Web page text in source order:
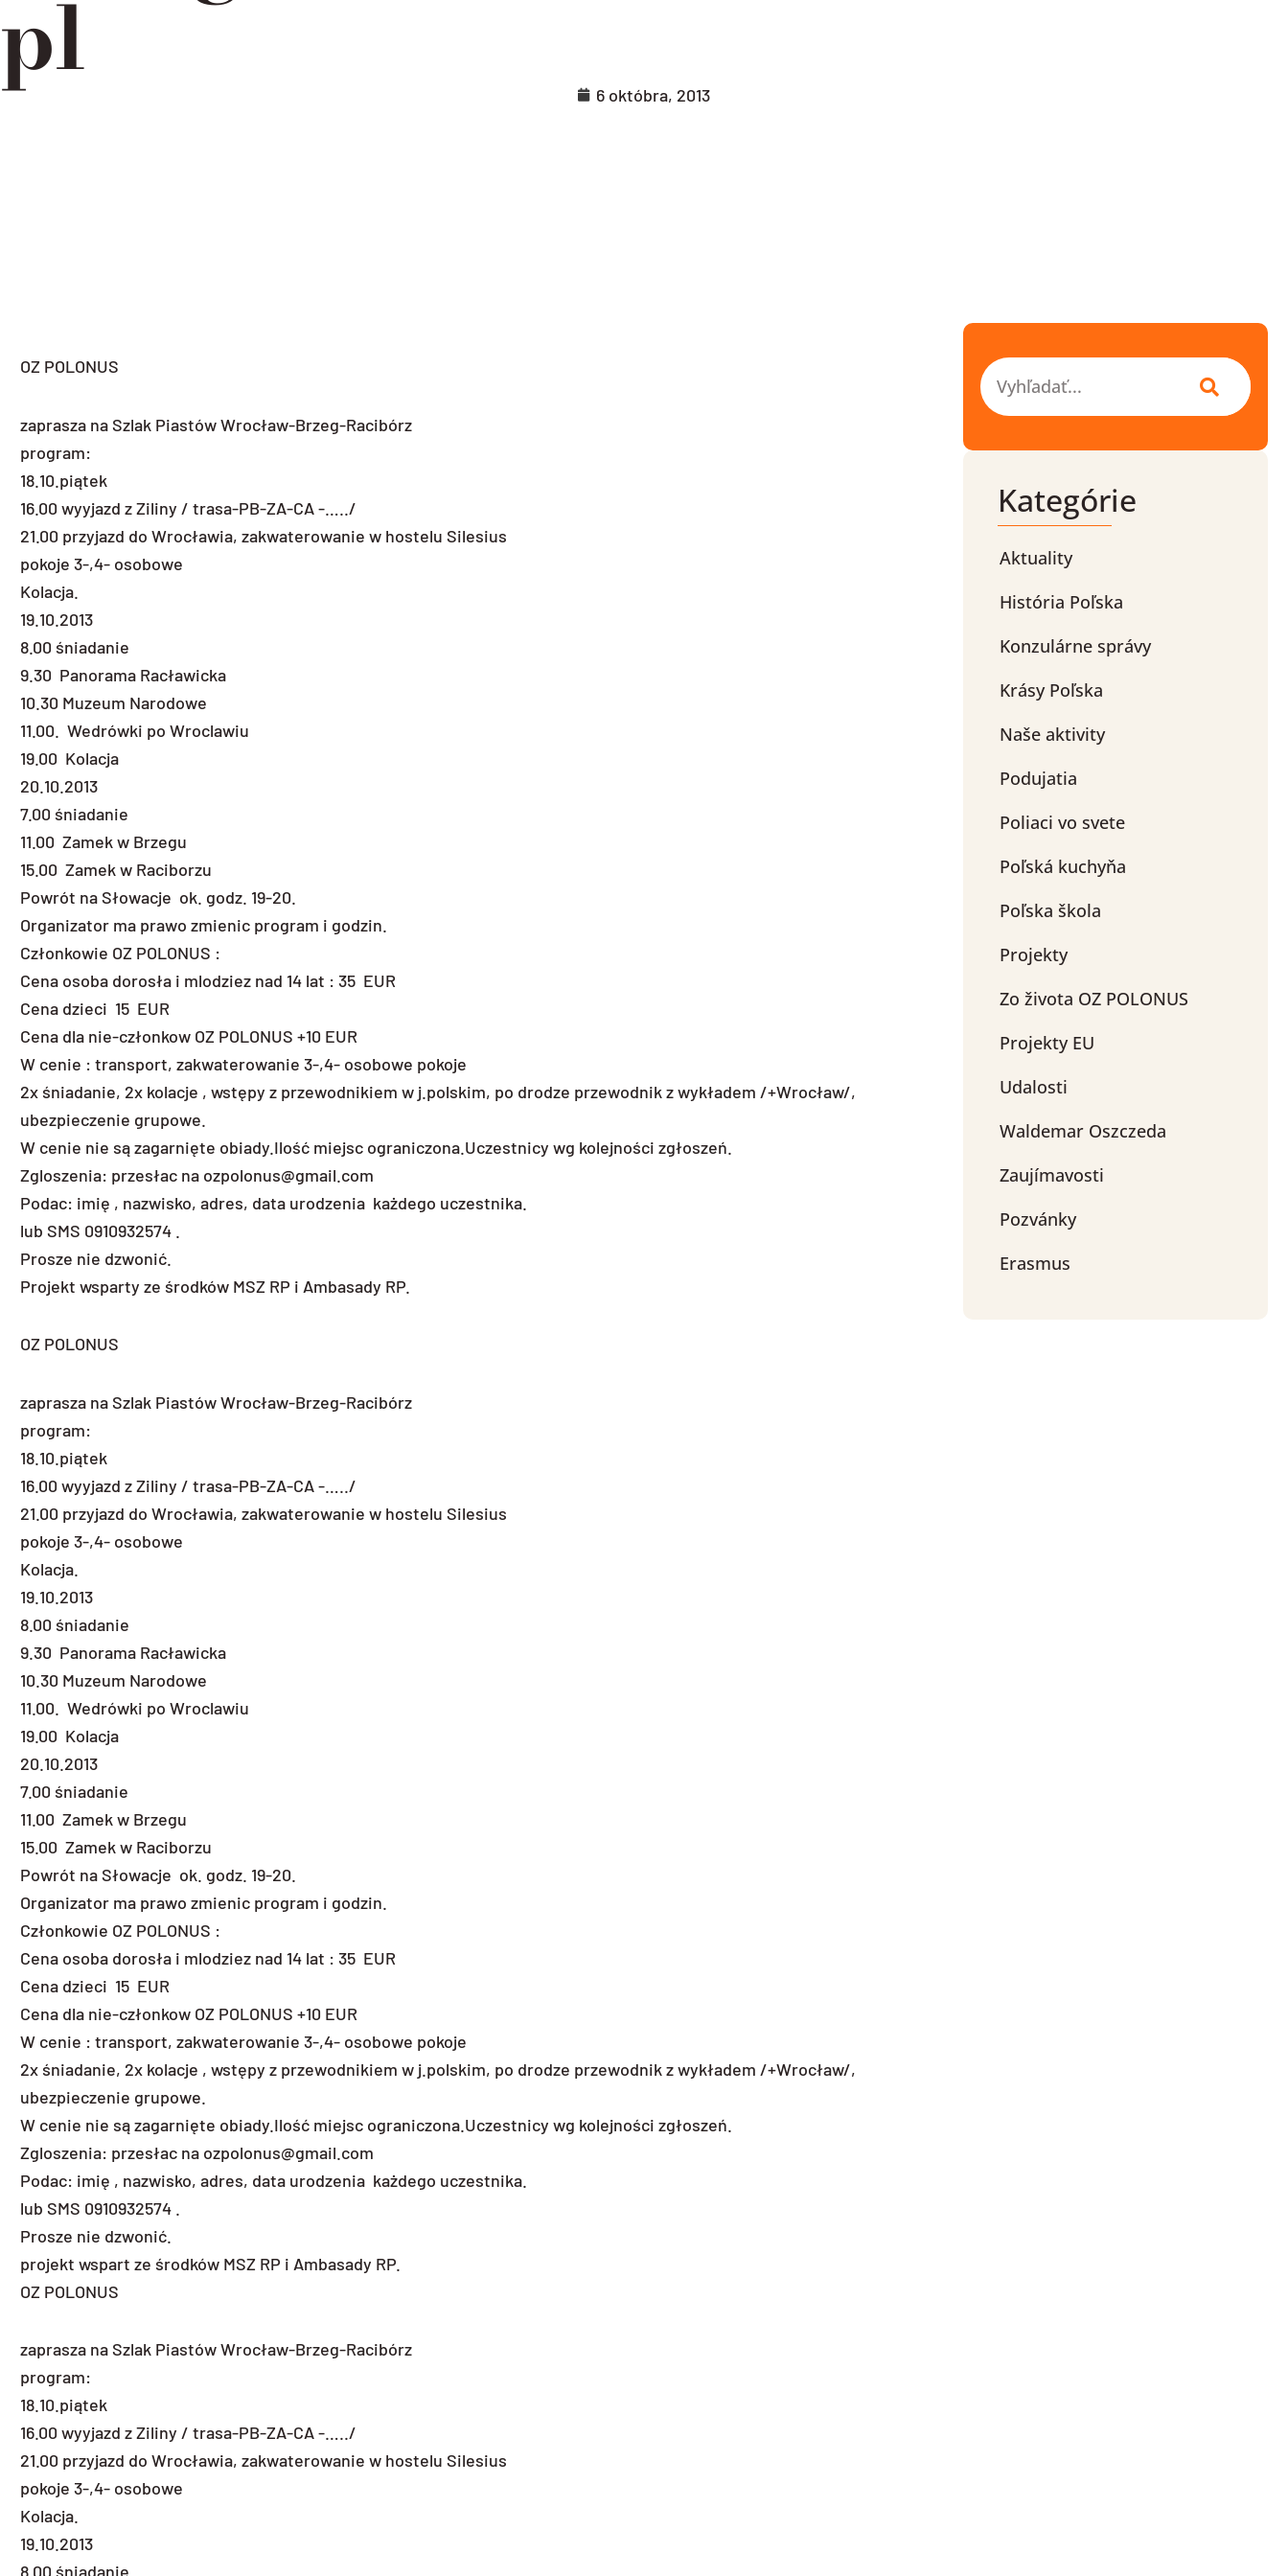
pl 6 októbra, 2013
OZ POLONUS
zaprasza na Szlak Piastów Wrocław-Brzeg-Racibórz
program:
18.10.piątek
16.00 wyyjazd z Ziliny / trasa-PB-ZA-CA -…../
21.00 przyjazd do Wrocławia, zakwaterowanie w hostelu Silesius
pokoje 3-,4- osobowe
Kolacja.
19.10.2013
8.00 śniadanie
9.30 Panorama Racławicka
10.30 Muzeum Narodowe
11.00. Wedrówki po Wroclawiu
19.00 Kolacja
20.10.2013
7.00 śniadanie
11.00 Zamek w Brzegu
15.00 Zamek w Raciborzu
Powrót na Słowacje ok. godz. 19-20.
Organizator ma prawo zmienic program i godzin.
Członkowie OZ POLONUS :
Cena osoba dorosła i mlodziez nad 14 lat : 35 EUR
Cena dzieci 15 EUR
Cena dla nie-członkow OZ POLONUS +10 EUR
W cenie : transport, zakwaterowanie 3-,4- osobowe pokoje
2x śniadanie, 2x kolacje , wstępy z przewodnikiem w j.polskim, po drodze przewodnik z wykładem /+Wrocław/,
ubezpieczenie grupowe.
W cenie nie są zagarnięte obiady.Ilość miejsc ograniczona.Uczestnicy wg kolejności zgłoszeń.
Zgloszenia: przesłac na ozpolonus@gmail.com
Podac: imię , nazwisko, adres, data urodzenia każdego uczestnika.
lub SMS 0910932574 .
Prosze nie dzwonić.
Projekt wsparty ze środków MSZ RP i Ambasady RP.
OZ POLONUS
zaprasza na Szlak Piastów Wrocław-Brzeg-Racibórz
program:
18.10.piątek
16.00 wyyjazd z Ziliny / trasa-PB-ZA-CA -…../
21.00 przyjazd do Wrocławia, zakwaterowanie w hostelu Silesius
pokoje 3-,4- osobowe
Kolacja.
19.10.2013
8.00 śniadanie
9.30 Panorama Racławicka
10.30 Muzeum Narodowe
11.00. Wedrówki po Wroclawiu
19.00 Kolacja
20.10.2013
7.00 śniadanie
11.00 Zamek w Brzegu
15.00 Zamek w Raciborzu
Powrót na Słowacje ok. godz. 19-20.
Organizator ma prawo zmienic program i godzin.
Członkowie OZ POLONUS :
Cena osoba dorosła i mlodziez nad 14 lat : 35 EUR
Cena dzieci 15 EUR
Cena dla nie-członkow OZ POLONUS +10 EUR
W cenie : transport, zakwaterowanie 3-,4- osobowe pokoje
2x śniadanie, 2x kolacje , wstępy z przewodnikiem w j.polskim, po drodze przewodnik z wykładem /+Wrocław/,
ubezpieczenie grupowe.
W cenie nie są zagarnięte obiady.Ilość miejsc ograniczona.Uczestnicy wg kolejności zgłoszeń.
Zgloszenia: przesłac na ozpolonus@gmail.com
Podac: imię , nazwisko, adres, data urodzenia każdego uczestnika.
lub SMS 0910932574 .
Prosze nie dzwonić.
projekt wspart ze środków MSZ RP i Ambasady RP.
OZ POLONUS
zaprasza na Szlak Piastów Wrocław-Brzeg-Racibórz
program:
18.10.piątek
16.00 wyyjazd z Ziliny / trasa-PB-ZA-CA -…../
21.00 przyjazd do Wrocławia, zakwaterowanie w hostelu Silesius
pokoje 3-,4- osobowe
Kolacja.
19.10.2013
8.00 śniadanie
Vyhľadať
Kategórie
Aktuality
História Poľska
Konzulárne správy
Krásy Poľska
Naše aktivity
Podujatia
Poliaci vo svete
Poľská kuchyňa
Poľska škola
Projekty
Zo života OZ POLONUS
Projekty EU
Udalosti
Waldemar Oszczeda
Zaujímavosti
Pozvánky
Erasmus